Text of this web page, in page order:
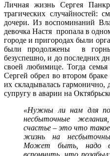
Личная жизнь Сергея
трагических случайностей:
дочери. Из воспоминаний
девочка Настя пропала в
городе и пригородах были
были продолжены в
безуспешно, и до последних
своей любимице. Тогда семья
Сергей обрел во втором
их складывалась гармонично,
супругу в аварии на
«Нужны ли нам для
несбыточные
счастье – это что
жизнь на
Может быть, надо